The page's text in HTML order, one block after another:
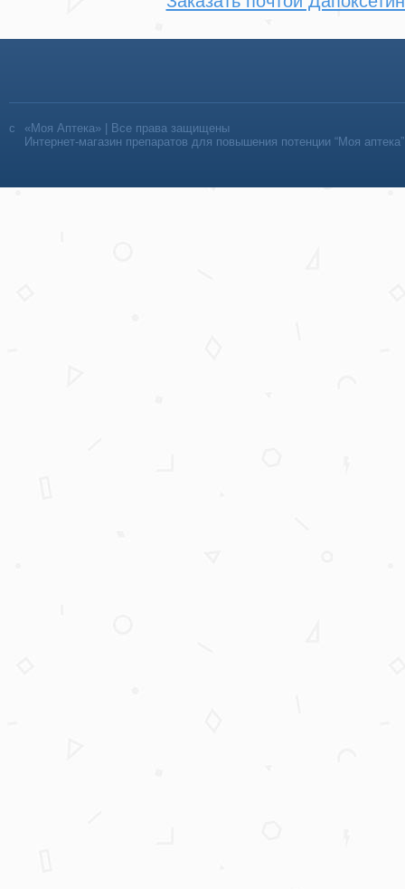
«Моя Аптека» | Все права защищены
Интернет-магазин препаратов для повышения потенции “Моя